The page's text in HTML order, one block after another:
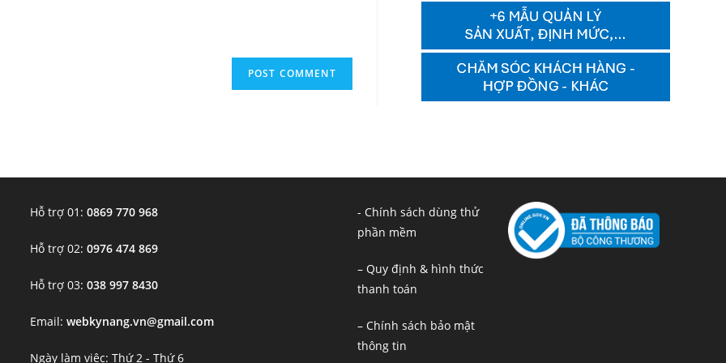
Hỗ trợ 01:0869 770 968
Hỗ trợ 02:0976 474 869
Hỗ trợ 03:038 997 8430
Email:webkynang.vn@gmail.com
Ngày làm việc: Thứ 2 - Thứ 6
- Chính sách dùng thử
phần mềm
– Quy định & hình thức
thanh toán
– Chính sách bảo mật
thông tin